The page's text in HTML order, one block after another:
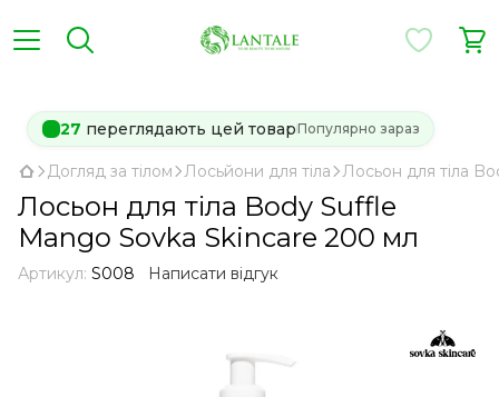
27 переглядають цей товарПопулярно зараз
Догляд за тілом Лосьйони для тіла Лосьон для тіла
Лосьон для тіла Body Suffle
Mango Sovka Skincare 200 мл
Артикул: S008 Написати відгук